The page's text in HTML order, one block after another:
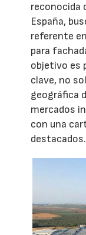
reconocida
España,
referente
para
objetivo es
clave, no
geográfica
mercados
con una
destacados.